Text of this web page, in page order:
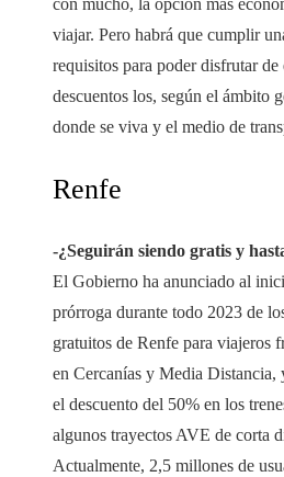
con mucho, la opción más
viajar. Pero habrá que cumplir
requisitos para poder disfrutar de
descuentos los, según el ámbito
donde se viva y el medio de
Renfe
-¿Seguirán siendo gratis y
El Gobierno ha anunciado al
prórroga durante todo 2023 de
gratuitos de Renfe para viajeros
en Cercanías y Media Distancia,
el descuento del 50% en los
algunos trayectos AVE de corta
Actualmente, 2,5 millones de